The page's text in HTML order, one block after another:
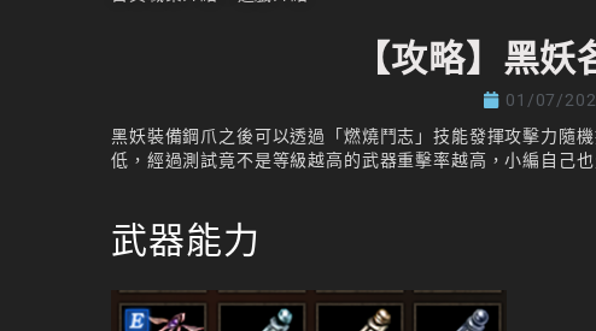
【攻略】黑
01/07/
黑妖裝備鋼爪之後可以透過「燃燒鬥志」技能發揮攻擊力隨
低，經過測試竟不是等級越高的武器重擊率越高，小編自己
武器能力